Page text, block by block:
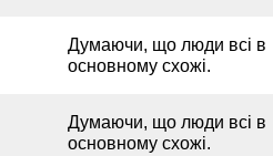
Думаючи, що люди всі в
основному схожі.
Думаючи, що люди всі в
основному схожі.